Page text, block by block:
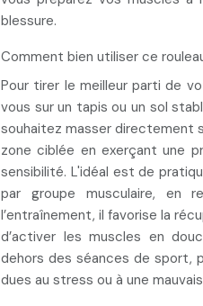
blessure.
Comment bien utiliser ce
Pour tirer le meilleur parti de
vous sur un tapis ou un sol
souhaitez masser directement
zone ciblée en exerçant une
sensibilité. L'idéal est de
par groupe musculaire, en
l’entraînement, il favorise la
d’activer les muscles en
dehors des séances de sport,
dues au stress ou à une